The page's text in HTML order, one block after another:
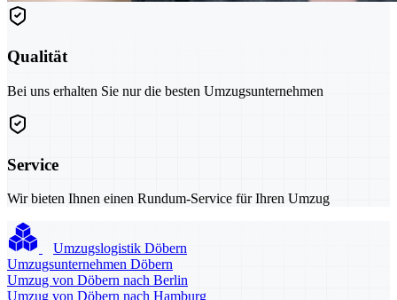
Qualität
Bei uns erhalten Sie nur die besten Umzugsunternehmen
Service
Wir bieten Ihnen einen Rundum-Service für Ihren Umzug
Umzugslogistik Döbern
Umzugsunternehmen Döbern
Umzug von Döbern nach Berlin
Umzug von Döbern nach Hamburg